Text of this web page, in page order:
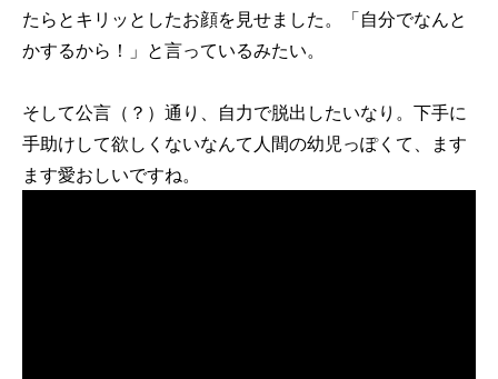
たらとキリッとしたお顔を見せました。「自分でなんと
かするから！」と言っているみたい。
そして公言（？）通り、自力で脱出したいなり。下手に
手助けして欲しくないなんて人間の幼児っぽくて、ます
ます愛おしいですね。